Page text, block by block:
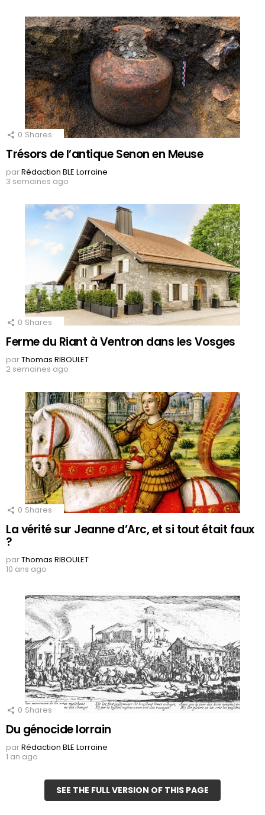
0 Shares
Trésors de l’antique Senon en Meuse
parRédaction BLE Lorraine
3 semaines ago
0 Shares
Ferme du Riant à Ventron dans les Vosges
parThomas RIBOULET
2 semaines ago
0 Shares
La vérité sur Jeanne d’Arc, et si tout était faux
?
parThomas RIBOULET
10 ans ago
0 Shares
Du génocide lorrain
parRédaction BLE Lorraine
1 an ago
SEE THE FULL VERSION OF THIS PAGE